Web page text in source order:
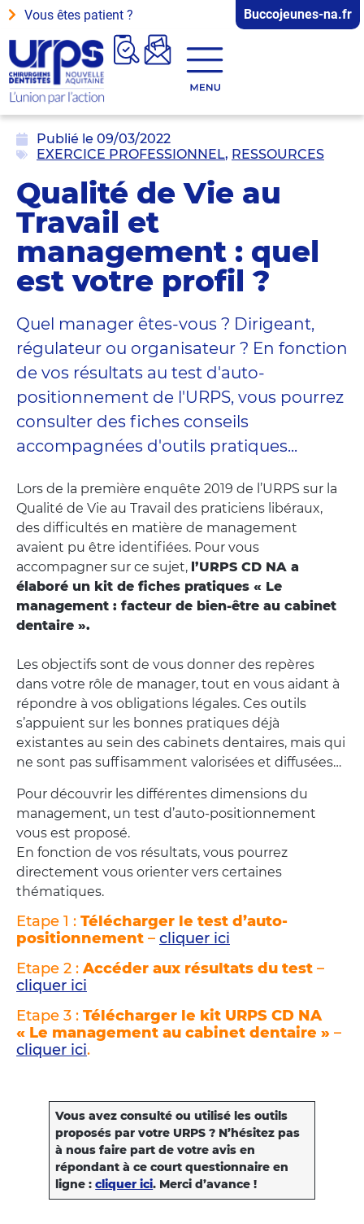
Vous êtes patient ? Buccojeunes-na.fr
Publié le 09/03/2022
EXERCICE PROFESSIONNEL, RESSOURCES
Qualité de Vie au
Travail et
management : quel
est votre profil ?
Quel manager êtes-vous ? Dirigeant,
régulateur ou organisateur ? En fonction
de vos résultats au test d'auto-
positionnement de l'URPS, vous pourrez
consulter des fiches conseils
accompagnées d'outils pratiques...
Lors de la première enquête 2019 de l’URPS sur la
Qualité de Vie au Travail des praticiens libéraux,
des difficultés en matière de management
avaient pu être identifiées. Pour vous
accompagner sur ce sujet, l’URPS CD NA a
élaboré un kit de fiches pratiques « Le
management : facteur de bien-être au cabinet
dentaire ».
Les objectifs sont de vous donner des repères
dans votre rôle de manager, tout en vous aidant à
répondre à vos obligations légales. Ces outils
s’appuient sur les bonnes pratiques déjà
existantes au sein des cabinets dentaires, mais qui
ne sont pas suffisamment valorisées et diffusées…
Pour découvrir les différentes dimensions du
management, un test d’auto-positionnement
vous est proposé.
En fonction de vos résultats, vous pourrez
directement vous orienter vers certaines
thématiques.
Etape 1 : Télécharger le test d’auto-
positionnement – cliquer ici
Etape 2 : Accéder aux résultats du test –
cliquer ici
Etape 3 : Télécharger le kit URPS CD NA
« Le management au cabinet dentaire » –
cliquer ici.
Vous avez consulté ou utilisé les outils
proposés par votre URPS ? N’hésitez pas
à nous faire part de votre avis en
répondant à ce court questionnaire en
ligne :cliquer ici. Merci d’avance !